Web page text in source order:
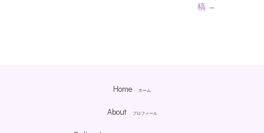
稿 →
Home ホーム
About プロフィール